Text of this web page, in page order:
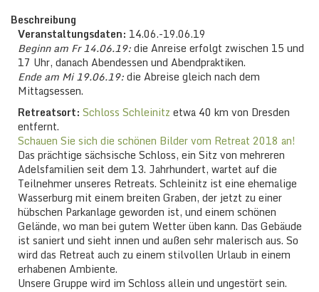
Beschreibung
Veranstaltungsdaten: 14.06.-19.06.19
Beginn am Fr 14.06.19:die Anreise erfolgt zwischen 15 und
17 Uhr, danach Abendessen und Abendpraktiken.
Ende am Mi 19.06.19:die Abreise gleich nach dem
Mittagsessen.
Retreatsort: Schloss Schleinitz etwa 40 km von Dresden
entfernt.
Schauen Sie sich die schönen Bilder vom Retreat 2018 an!
Das prächtige sächsische Schloss, ein Sitz von mehreren
Adelsfamilien seit dem 13. Jahrhundert, wartet auf die
Teilnehmer unseres Retreats. Schleinitz ist eine ehemalige
Wasserburg mit einem breiten Graben, der jetzt zu einer
hübschen Parkanlage geworden ist, und einem schönen
Gelände, wo man bei gutem Wetter üben kann. Das Gebäude
ist saniert und sieht innen und außen sehr malerisch aus. So
wird das Retreat auch zu einem stilvollen Urlaub in einem
erhabenen Ambiente.
Unsere Gruppe wird im Schloss allein und ungestört sein.